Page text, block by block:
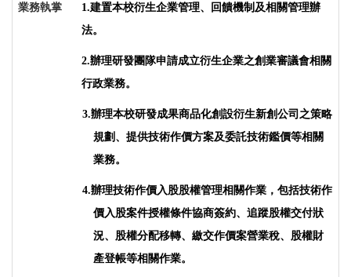
業務執掌 1.建置本校衍生企業管理、回饋機制及相關管理辦
法。
2.辦理研發團隊申請成立衍生企業之創業審議會相關
行政業務。
3.辦理本校研發成果商品化創設衍生新創公司之策略
規劃、提供技術作價方案及委託技術鑑價等相關
業務。
4.辦理技術作價入股股權管理相關作業，包括技術作
價入股案件授權條件協商簽約、追蹤股權交付狀
況、股權分配移轉、繳交作價案營業稅、股權財
產登帳等相關作業。